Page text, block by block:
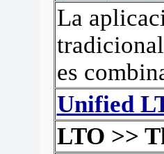
La
es
Unified
LTO >>